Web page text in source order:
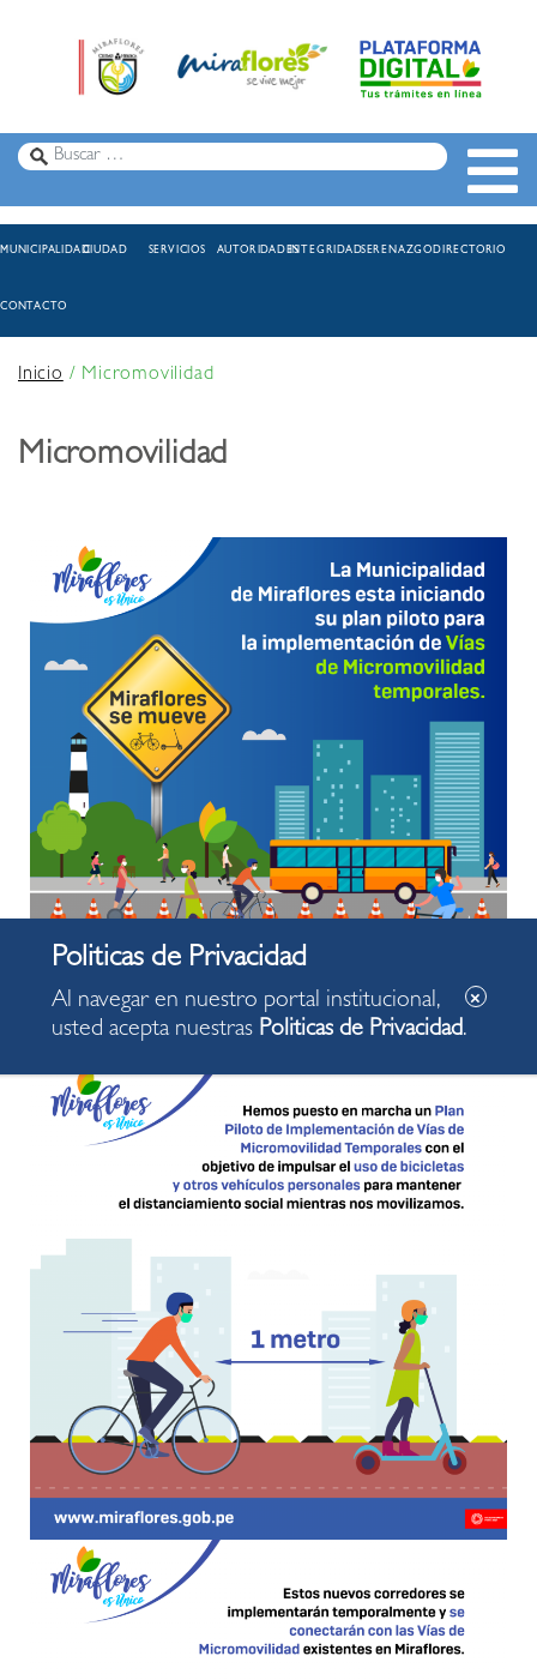
MUNICIPALIDADCIUDAD SERVICIOS AUTORIDADESINTEGRIDADSERENAZGODIRECTORIO
CONTACTO
Inicio/ Micromovilidad
Micromovilidad
Al navegar en nuestro portal institucional,
usted acepta nuestras Politicas de Privacidad.